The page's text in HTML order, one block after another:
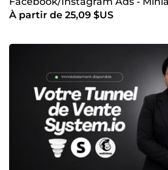
À partir de 25,09 $US